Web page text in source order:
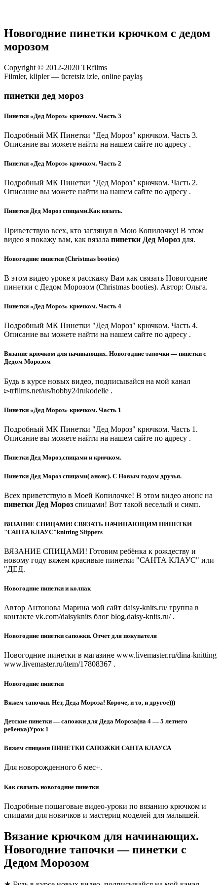
Новогодние пинетки крючком с дедом
морозом
Copyright © 2012-2020 TRfilms
Filmler, klipler — ücretsiz izle, online paylaş
пинетки дед мороз
Пинетки «Дед Мороз» крючком. Часть 3
Подробный МК Пинетки "Дед Мороз" крючком. Часть 3.
Описание вы можете найти на нашем сайте по адресу .
Пинетки «Дед Мороз» крючком. Часть 2
Подробный МК Пинетки "Дед Мороз" крючком. Часть 2.
Описание вы можете найти на нашем сайте по адресу .
Пинетки Дед Мороз спицами.Как вязать.
Приветствую всех, кто заглянул в Мою Копилочку! В этом
видео я покажу вам, как вязала пинетки Дед Мороз для.
Новогодние пинетки (Christmas booties)
В этом видео уроке я расскажу Вам как связать Новогодние
пинетки с Дедом Морозом (Christmas booties). Автор: Ольга.
Пинетки «Дед Мороз» крючком. Часть 4
Подробный МК Пинетки "Дед Мороз" крючком. Часть 4.
Описание вы можете найти на нашем сайте по адресу .
Вязание крючком для начинающих. Новогодние тапочки — пинетки с
Дедом Морозом
Будь в курсе новых видео, подписывайся на мой канал
▻trfilms.net/us/hobby24rukodelie .
Пинетки «Дед Мороз» крючком. Часть 1
Подробный МК Пинетки "Дед Мороз" крючком. Часть 1.
Описание вы можете найти на нашем сайте по адресу .
Пинетки Дед Мороз,спицами и крючком.
Пинетки Дед Мороз спицами( анонс). С Новым годом друзья.
Всех приветствую в Моей Копилочке! В этом видео анонс на
пинетки Дед Мороз спицами! Вот такой веселый и симп.
ВЯЗАНИЕ СПИЦАМИ! СВЯЗАТЬ НАЧИНАЮЩИМ ПИНЕТКИ
"САНТА КЛАУС"knitting Slippers
ВЯЗАНИЕ СПИЦАМИ! Готовим ребёнка к рождеству и
новому году вяжем красивые пинетки "САНТА КЛАУС" или
"ДЕД.
Новогодние пинетки и колпак
Автор Антонова Марина мой сайт daisy-knits.ru/ группа в
контакте vk.com/daisyknits блог blog.daisy-knits.ru/ .
Новогодние пинетки сапожки. Отчет для покупателя
Новогодние пинетки в магазине www.livemaster.ru/dina-knitting
www.livemaster.ru/item/17808367 .
Новогодние пинетки
Вяжем тапочки. Нет, Деда Мороза! Короче, и то, и другое)))
Детские пинетки — сапожки для Деда Мороза(на 4 — 5 летнего
ребенка)Урок 1
Вяжем спицами ПИНЕТКИ САПОЖКИ САНТА КЛАУСА
Для новорожденного 6 мес+.
Как связать новогодние пинетки
Подробные пошаговые видео-уроки по вязанию крючком и
спицами для новичков и мастериц моделей для малышей.
Вязание крючком для начинающих.
Новогодние тапочки — пинетки с
Дедом Морозом